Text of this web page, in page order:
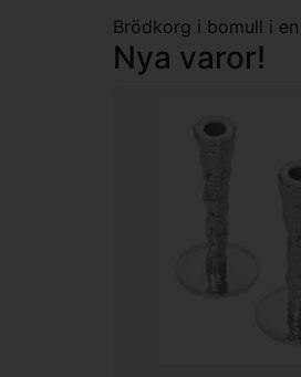
Brödkorg i bomull i
Nya varor!